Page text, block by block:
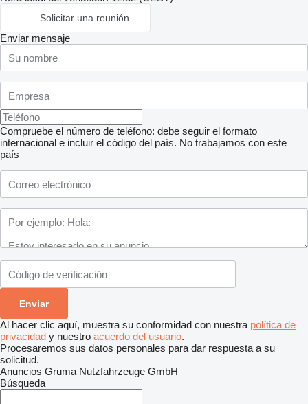
Solicitar una reunión
Enviar mensaje
Compruebe el número de teléfono: debe seguir el formato
internacional e incluir el código del país. No trabajamos con este
país
Al hacer clic aquí, muestra su conformidad con nuestra política de
privacidad y nuestro acuerdo del usuario.
Procesaremos sus datos personales para dar respuesta a su
solicitud.
Anuncios Gruma Nutzfahrzeuge GmbH
Búsqueda